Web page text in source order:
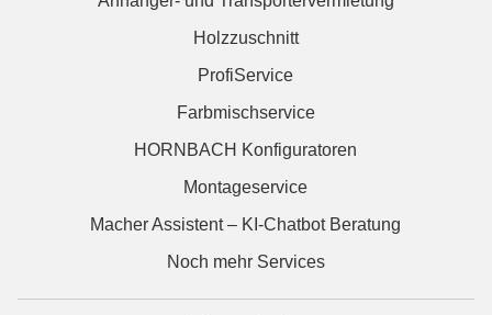
Holzzuschnitt
ProfiService
Farbmischservice
HORNBACH Konfiguratoren
Montageservice
Macher Assistent – KI-Chatbot Beratung
Noch mehr Services